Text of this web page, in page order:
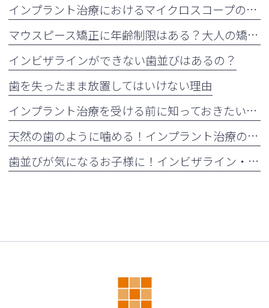
インプラント治療におけるマイクロスコープの活用について
マウスピース矯正に年齢制限はある？大人の矯正治療が増えている理由も解説
インビザラインができない歯並びはあるの？
歯を失ったまま放置してはいけない理由
インプラント治療を受ける前に知っておきたい注意点
天然の歯のように噛める！インプラント治療の5つのメリット
歯並びが気になるお子様に！インビザライン・ファーストとは？